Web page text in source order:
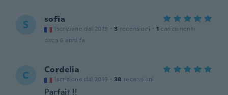
S sofia
Iscrizione dal 2019 · 3 recensioni · 1 caricamenti
circa 6 anni fa
C Cordelia
Iscrizione dal 2019 · 38 recensioni
Parfait !!